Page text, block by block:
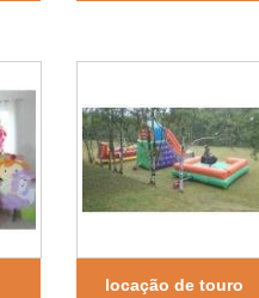
locação de touro